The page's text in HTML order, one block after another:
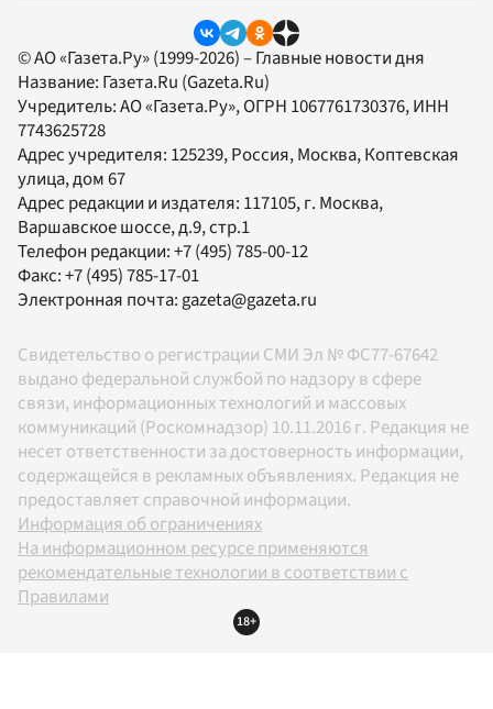
© АО «Газета.Ру» (1999-2026) – Главные новости дня
Название: Газета.Ru (Gazeta.Ru)
Учредитель:АО «Газета.Ру», ОГРН 1067761730376, ИНН
7743625728
Адрес учредителя: 125239, Россия, Москва, Коптевская
улица, дом 67
Адрес редакции и издателя: 117105, г. Москва,
Варшавское шоссе, д.9, стр.1
Телефон редакции:+7 (495) 785-00-12
Факс:+7 (495) 785-17-01
Электронная почта: gazeta@gazeta.ru
Свидетельство о регистрации СМИ Эл № ФС77-67642
выдано федеральной службой по надзору в сфере
связи, информационных технологий и массовых
коммуникаций (Роскомнадзор) 10.11.2016 г. Редакция не
несет ответственности за достоверность информации,
содержащейся в рекламных объявлениях. Редакция не
предоставляет справочной информации.
Информация об ограничениях
На информационном ресурсе применяются
рекомендательные технологии в соответствии с
Правилами
18+